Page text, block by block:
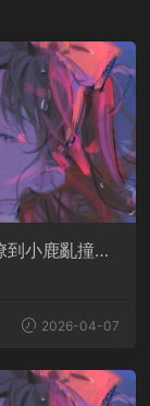
小鹿亂撞腿
2026-04-07